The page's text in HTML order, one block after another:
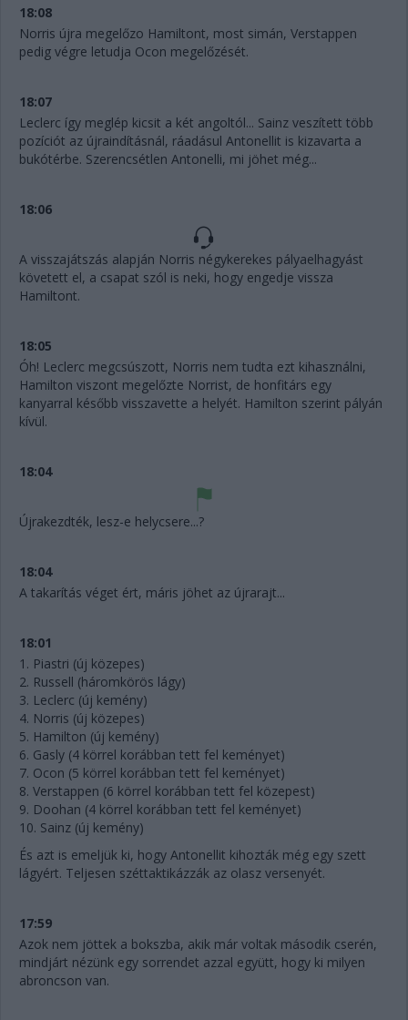
18:08
Norris újra megelőzo Hamiltont, most simán, Verstappen
pedig végre letudja Ocon megelőzését.
18:07
Leclerc így meglép kicsit a két angoltól... Sainz veszített több
pozíciót az újraindításnál, ráadásul Antonellit is kizavarta a
bukótérbe. Szerencsétlen Antonelli, mi jöhet még...
18:06
A visszajátszás alapján Norris négykerekes pályaelhagyást
követett el, a csapat szól is neki, hogy engedje vissza
Hamiltont.
18:05
Óh! Leclerc megcsúszott, Norris nem tudta ezt kihasználni,
Hamilton viszont megelőzte Norrist, de honfitárs egy
kanyarral később visszavette a helyét. Hamilton szerint pályán
kívül.
18:04
Újrakezdték, lesz-e helycsere...?
18:04
A takarítás véget ért, máris jöhet az újrarajt...
18:01
1. Piastri (új közepes)
2. Russell (háromkörös lágy)
3. Leclerc (új kemény)
4. Norris (új közepes)
5. Hamilton (új kemény)
6. Gasly (4 körrel korábban tett fel keményet)
7. Ocon (5 körrel korábban tett fel keményet)
8. Verstappen (6 körrel korábban tett fel közepest)
9. Doohan (4 körrel korábban tett fel keményet)
10. Sainz (új kemény)
És azt is emeljük ki, hogy Antonellit kihozták még egy szett
lágyért. Teljesen széttaktikázzák az olasz versenyét.
17:59
Azok nem jöttek a bokszba, akik már voltak második cserén,
mindjárt nézünk egy sorrendet azzal együtt, hogy ki milyen
abroncson van.